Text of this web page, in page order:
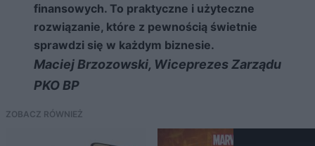
finansowych. To praktyczne i użyteczne
rozwiązanie, które z pewnością świetnie
sprawdzi się w każdym biznesie.
Maciej Brzozowski, Wiceprezes Zarządu
PKO BP
ZOBACZ RÓWNIEŻ